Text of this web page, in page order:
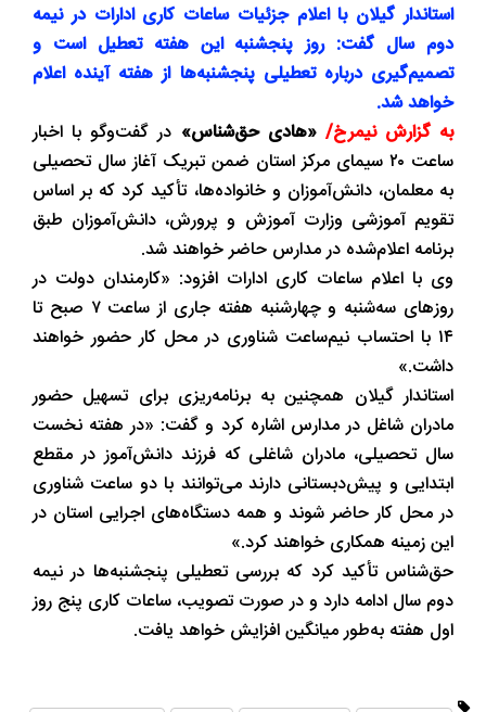
استاندار گیلان با اعلام جزئیات ساعات کاری ادارات در نیمه
دوم سال گفت: روز پنجشنبه این هفته تعطیل است و
تصمیم‌گیری درباره تعطیلی پنجشنبه‌ها از هفته آینده اعلام
خواهد شد.
به گزارش نیمرخ/«هادی حق‌شناس» در گفت‌وگو با اخبار
ساعت ۲۰ سیمای مرکز استان ضمن تبریک آغاز سال تحصیلی
به معلمان، دانش‌آموزان و خانواده‌ها، تأکید کرد که بر اساس
تقویم آموزشی وزارت آموزش و پرورش، دانش‌آموزان طبق
برنامه اعلام‌شده در مدارس حاضر خواهند شد.
وی با اعلام ساعات کاری ادارات افزود: «کارمندان دولت در
روزهای سه‌شنبه و چهارشنبه هفته جاری از ساعت ۷ صبح تا
۱۴ با احتساب نیم‌ساعت شناوری در محل کار حضور خواهند
داشت.»
استاندار گیلان همچنین به برنامه‌ریزی برای تسهیل حضور
مادران شاغل در مدارس اشاره کرد و گفت: «در هفته نخست
سال تحصیلی، مادران شاغلی که فرزند دانش‌آموز در مقطع
ابتدایی و پیش‌دبستانی دارند می‌توانند با دو ساعت شناوری
در محل کار حاضر شوند و همه دستگاه‌های اجرایی استان در
این زمینه همکاری خواهند کرد.»
حق‌شناس تأکید کرد که بررسی تعطیلی پنجشنبه‌ها در نیمه
دوم سال ادامه دارد و در صورت تصویب، ساعات کاری پنج روز
اول هفته به‌طور میانگین افزایش خواهد یافت.